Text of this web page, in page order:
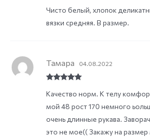
of 5
Чисто белый, хлопок
вязки средняя. В размер.
of 5
Тамара 04.08.2022
Качество норм. К телу
мой 48 рост 170 немного
очень длинные рукава.
это не мое(( Закажу на